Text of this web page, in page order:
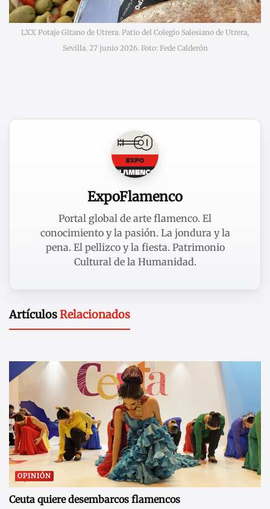
LXX Potaje Gitano de Utrera. Patio del Colegio Salesiano de Utrera,
Sevilla. 27 junio 2026. Foto: Fede Calderón
ExpoFlamenco
Portal global de arte flamenco. El
conocimiento y la pasión. La jondura y la
pena. El pellizco y la fiesta. Patrimonio
Cultural de la Humanidad.
ArtículosRelacionados
OPINIÓN
Ceuta quiere desembarcos flamencos